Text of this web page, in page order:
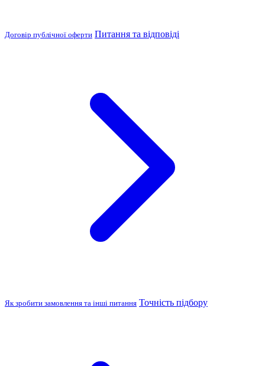
Договір публічної оферти Питання та відповіді
Як зробити замовлення та інші питання Точність підбору